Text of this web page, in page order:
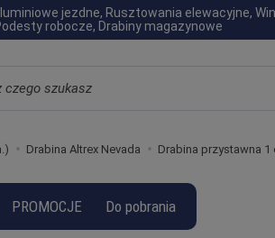
jezdne, Rusztowania elewacyjne,
robocze, Drabiny magazynowe
Drabina Altrex Nevada Drabina przystawna 1
PROMOCJE Do pobrania